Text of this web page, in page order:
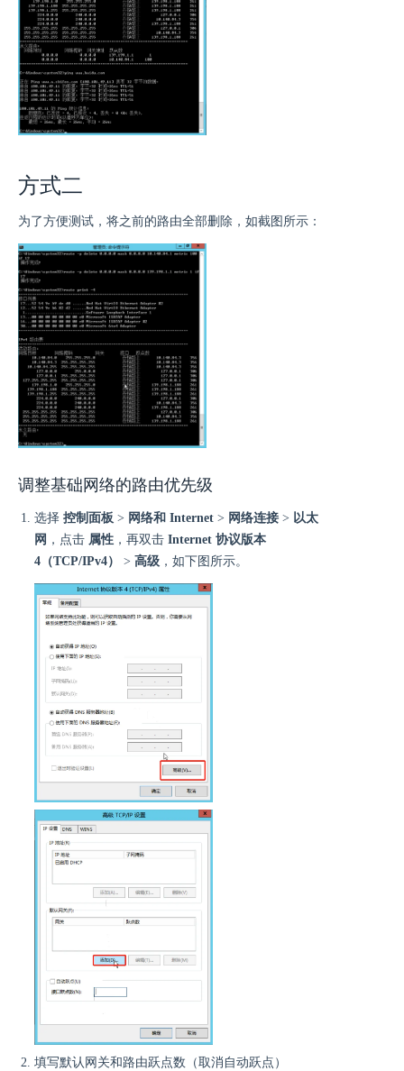
方式二
为了方便测试，将之前的路由全部删除，如截图所示：
调整基础网络的路由优先级
选择 控制面板 > 网络和 Internet > 网络连接 > 以太
网 ，点击 属性 ，再双击 Internet 协议版本
4（TCP/IPv4）
> 高级 ，如下图所示。
填写默认网关和路由跃点数（取消自动跃点）